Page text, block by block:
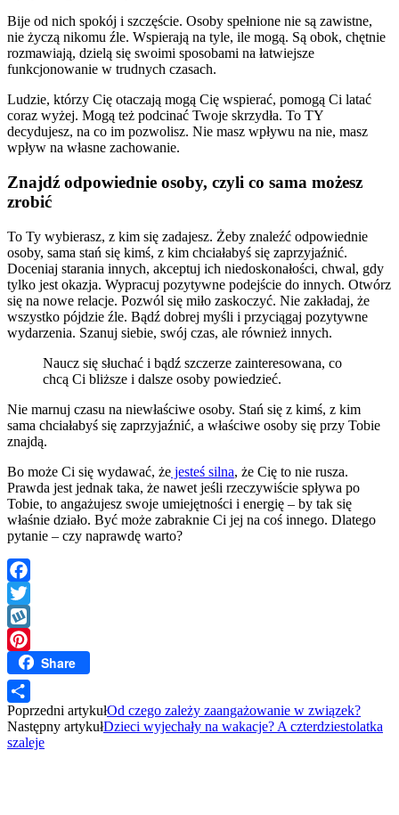
Bije od nich spokój i szczęście. Osoby spełnione nie są zawistne,
nie życzą nikomu źle. Wspierają na tyle, ile mogą. Są obok, chętnie
rozmawiają, dzielą się swoimi sposobami na łatwiejsze
funkcjonowanie w trudnych czasach.
Ludzie, którzy Cię otaczają mogą Cię wspierać, pomogą Ci latać
coraz wyżej. Mogą też podcinać Twoje skrzydła. To TY
decydujesz, na co im pozwolisz. Nie masz wpływu na nie, masz
wpływ na własne zachowanie.
Znajdź odpowiednie osoby, czyli co sama możesz
zrobić
To Ty wybierasz, z kim się zadajesz. Żeby znaleźć odpowiednie
osoby, sama stań się kimś, z kim chciałabyś się zaprzyjaźnić.
Doceniaj starania innych, akceptuj ich niedoskonałości, chwal, gdy
tylko jest okazja. Wypracuj pozytywne podejście do innych. Otwórz
się na nowe relacje. Pozwól się miło zaskoczyć. Nie zakładaj, że
wszystko pójdzie źle. Bądź dobrej myśli i przyciągaj pozytywne
wydarzenia. Szanuj siebie, swój czas, ale również innych.
Naucz się słuchać i bądź szczerze zainteresowana, co
chcą Ci bliższe i dalsze osoby powiedzieć.
Nie marnuj czasu na niewłaściwe osoby. Stań się z kimś, z kim
sama chciałabyś się zaprzyjaźnić, a właściwe osoby się przy Tobie
znajdą.
Bo może Ci się wydawać, że jesteś silna, że Cię to nie rusza.
Prawda jest jednak taka, że nawet jeśli rzeczywiście spływa po
Tobie, to angażujesz swoje umiejętności i energię – by tak się
właśnie działo. Być może zabraknie Ci jej na coś innego. Dlatego
pytanie – czy naprawdę warto?
Facebook
Twitter
Wykop
PinterestShare
Share
Poprzedni artykułOd czego zależy zaangażowanie w związek?
Następny artykułDzieci wyjechały na wakacje? A czterdziestolatka
szaleje